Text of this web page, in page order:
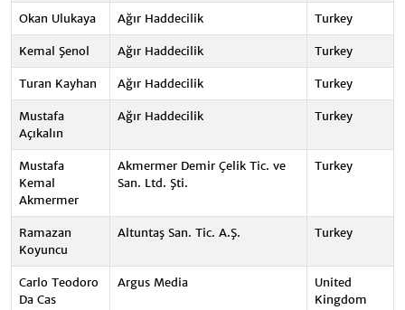
Okan Ulukaya Ağır Haddecilik Turkey
Kemal Şenol Ağır Haddecilik Turkey
Turan Kayhan Ağır Haddecilik Turkey
Mustafa
Açıkalın
Ağır Haddecilik Turkey
Mustafa
Kemal
Akmermer
Akmermer Demir Çelik Tic. ve
San. Ltd. Şti.
Turkey
Ramazan
Koyuncu
Altuntaş San. Tic. A.Ş. Turkey
Carlo Teodoro
Da Cas
Argus Media
United
Kingdom